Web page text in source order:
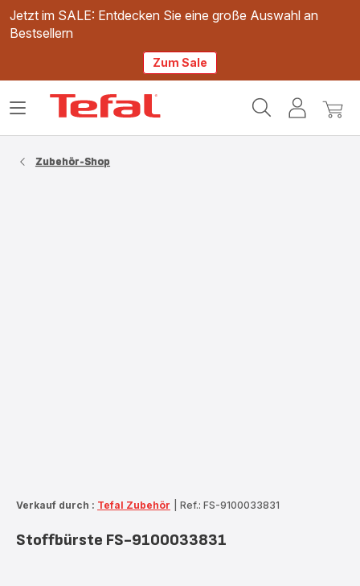
Jetzt im SALE: Entdecken Sie eine große Auswahl an
Bestsellern
Zum Sale
Mein
Mein
Das
Zubehör-Shop
Verkauf durch : Tefal Zubehör Ref.: FS-9100033831
Stoffbürste FS-9100033831